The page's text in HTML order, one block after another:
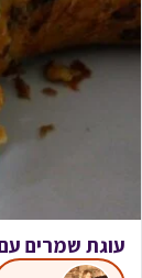
עוגת שמרים